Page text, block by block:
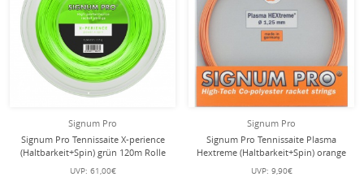
Signum Pro
Signum Pro Tennissaite X-perience
(Haltbarkeit+Spin) grün 120m Rolle
UVP: 61,00€
Signum Pro
Signum Pro Tennissaite Plasma
Hextreme (Haltbarkeit+Spin) orange
12m Set
UVP: 9,90€